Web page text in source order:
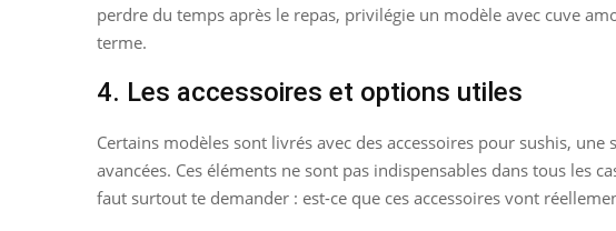
perdre du temps après le repas, privilégie un modèle avec cuve
terme.
4. Les accessoires et options utiles
Certains modèles sont livrés avec des accessoires pour sushis,
avancées. Ces éléments ne sont pas indispensables dans tous les
faut surtout te demander : est-ce que ces accessoires vont